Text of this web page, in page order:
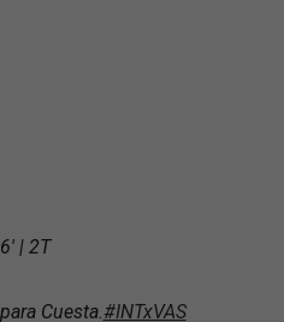
| 2T
Cuesta.#INTxVAS